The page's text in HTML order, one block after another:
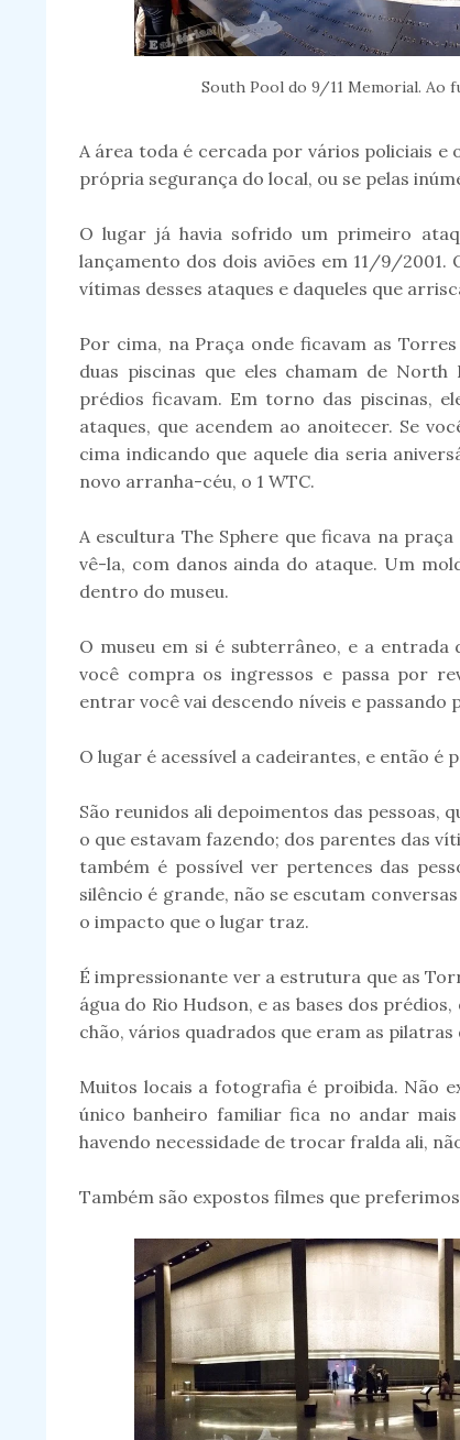
South Pool do 9/11 Memorial. Ao
A área toda é cercada por vários policiais
própria segurança do local, ou se pelas
O lugar já havia sofrido um primeiro
lançamento dos dois aviões em 11/9/
vítimas desses ataques e daqueles que
Por cima, na Praça onde ficavam as
duas piscinas que eles chamam de
prédios ficavam. Em torno das piscinas,
ataques, que acendem ao anoitecer. Se
cima indicando que aquele dia seria
novo arranha-céu, o 1 WTC.
A escultura The Sphere que ficava na
vê-la, com danos ainda do ataque. Um
dentro do museu.
O museu em si é subterrâneo, e a entrada
você compra os ingressos e passa por
entrar você vai descendo níveis e passando
O lugar é acessível a cadeirantes, e então
São reunidos ali depoimentos das pessoas,
o que estavam fazendo; dos parentes das
também é possível ver pertences das
silêncio é grande, não se escutam
o impacto que o lugar traz.
É impressionante ver a estrutura que as
água do Rio Hudson, e as bases dos
chão, vários quadrados que eram as pilatras
Muitos locais a fotografia é proibida. Não
único banheiro familiar fica no andar
havendo necessidade de trocar fralda ali,
Também são expostos filmes que